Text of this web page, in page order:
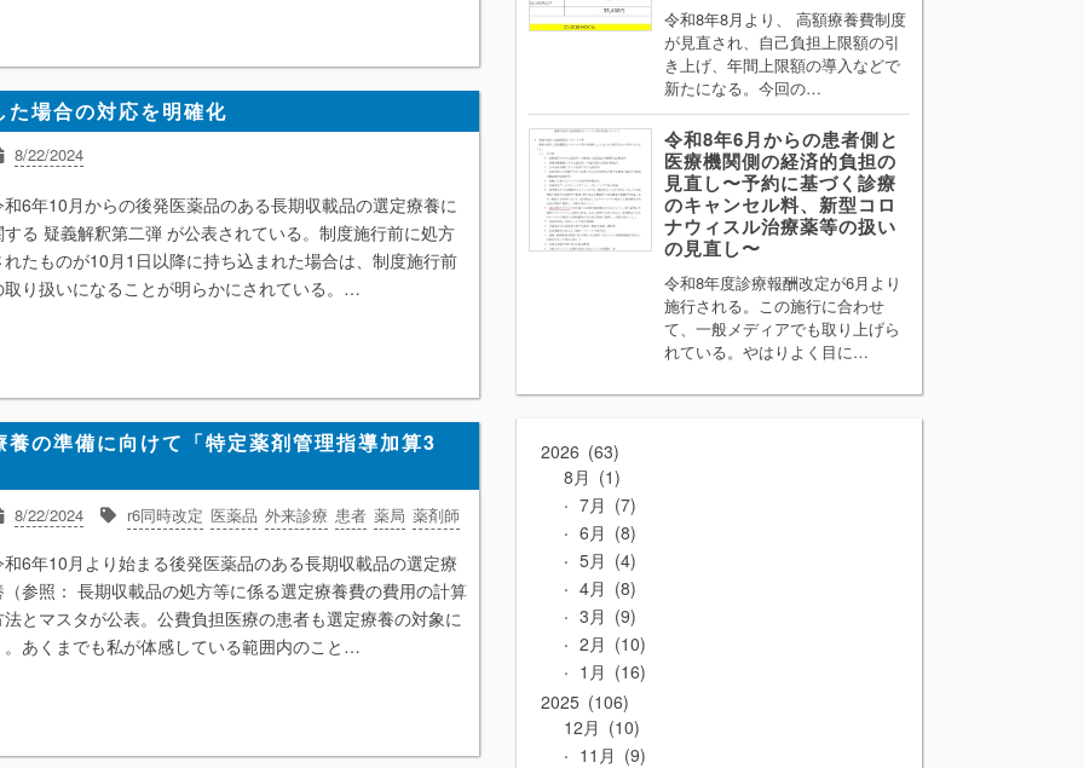
場合の対応を明確化
8/22/2024
和6年10月からの後発医薬品のある長期収載品の選定療養に
する 疑義解釈第二弾 が公表されている。制度施行前に処方
れたものが10月1日以降に持ち込まれた場合は、制度施行前
取り扱いになることが明らかにされている。…
の準備に向けて「特定薬剤管理指導加算3
8/22/2024 r6同時改定 医薬品 外来診療 患者 薬局 薬剤師
和6年10月より始まる後発医薬品のある長期収載品の選定療
（参照： 長期収載品の処方等に係る選定療養費の費用の計算
法とマスタが公表。公費負担医療の患者も選定療養の対象に
。あくまでも私が体感している範囲内のこと…
令和8年8月より、 高額療養費制度
が見直され、自己負担上限額の引
き上げ、年間上限額の導入などで
新たになる。今回の…
令和8年6月からの患者側と
医療機関側の経済的負担の
見直し〜予約に基づく診療
のキャンセル料、新型コロ
ナウィスル治療薬等の扱い
の見直し〜
令和8年度診療報酬改定が6月より
施行される。この施行に合わせ
て、一般メディアでも取り上げら
れている。やはりよく目に…
2026
63
8月
1
7月
7
6月
8
5月
4
4月
8
3月
9
2月
10
1月
16
2025
106
12月
10
11月
9